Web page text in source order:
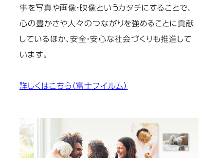
事を写真や画像・映像というカタチにすることで、
心の豊かさや人々のつながりを強めることに貢献
しているほか、安全・安心な社会づくりも推進して
います。
詳しくはこちら（富士フイルム）